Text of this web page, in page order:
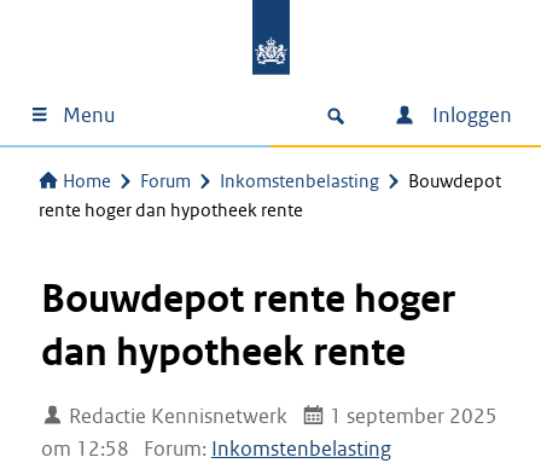
Menu Inloggen
Home Forum Inkomstenbelasting
Bouwdepot
rente hoger dan hypotheek rente
Bouwdepot rente hoger
dan hypotheek rente
Redactie Kennisnetwerk
1 september 2025
om 12:58
Forum: Inkomstenbelasting